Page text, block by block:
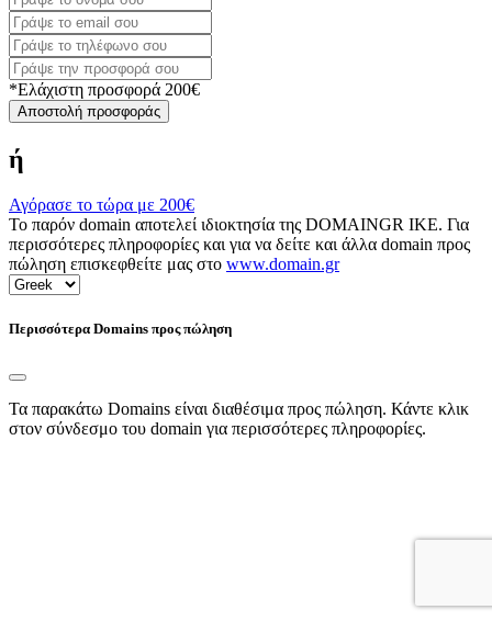
*Ελάχιστη προσφορά 200€
Αποστολή προσφοράς
ή
Αγόρασε το τώρα με 200€
Το παρόν domain αποτελεί ιδιοκτησία της DOMAINGR ΙΚΕ. Για
περισσότερες πληροφορίες και για να δείτε και άλλα domain προς
πώληση επισκεφθείτε μας στο www.domain.gr
Περισσότερα Domains προς πώληση
Τα παρακάτω Domains είναι διαθέσιμα προς πώληση. Κάντε κλικ
στον σύνδεσμο του domain για περισσότερες πληροφορίες.